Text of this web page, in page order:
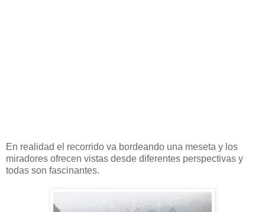
En realidad el recorrido va bordeando una meseta y los
miradores ofrecen vistas desde diferentes perspectivas y
todas son fascinantes.